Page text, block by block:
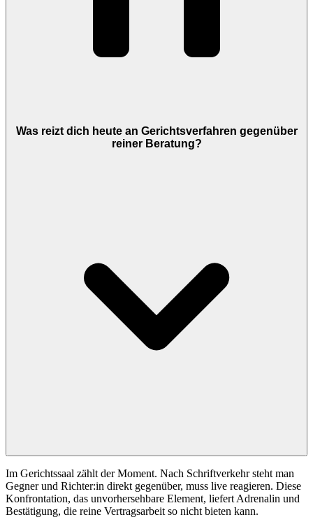
Was reizt dich heute an Gerichtsverfahren gegenüber
reiner Beratung?
Im Gerichtssaal zählt der Moment. Nach Schriftverkehr steht man
Gegner und Richter:in direkt gegenüber, muss live reagieren. Diese
Konfrontation, das unvorhersehbare Element, liefert Adrenalin und
Bestätigung, die reine Vertragsarbeit so nicht bieten kann.